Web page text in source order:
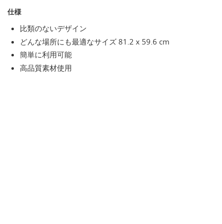
仕様
比類のないデザイン
どんな場所にも最適なサイズ 81.2 x 59.6 cm
簡単に利用可能
高品質素材使用